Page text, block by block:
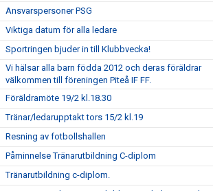
Ansvarspersoner PSG
Viktiga datum för alla ledare
Sportringen bjuder in till Klubbvecka!
Vi hälsar alla barn födda 2012 och deras föräldrar
välkommen till föreningen Piteå IF FF.
Föräldramöte 19/2 kl.18.30
Tränar/ledarupptakt tors 15/2 kl.19
Resning av fotbollshallen
Påminnelse Tränarutbildning C-diplom
Tränarutbildning c-diplom.